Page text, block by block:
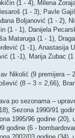
(1 - 4), Milena
(1 - 3), Pavle
Boljanović (1 - 2),
(1 - 1), Danijela
Mataruga (1 - 1),
(1 -1), Anastasija
(1 -1), Marija Zubac (1
Nikolić (9 premijera
(8 – 3 = 2,66),
po sezonama –
Sezona 1990/91
1995/96 godine
godine (6 -